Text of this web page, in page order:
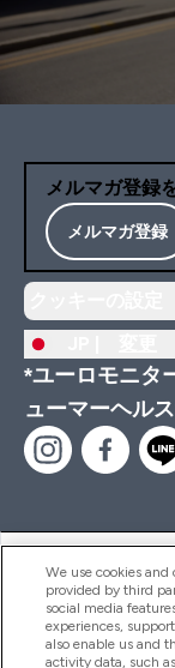
メルマガ登録
メルマガ登録
*ユーロモニタ
ューマーヘル
ヘルプ＆ガイド
商品について
We use cookies
provided by third
social media
experiences,
also enable us and
activity data, such